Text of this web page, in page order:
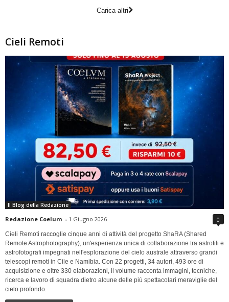
Carica altri
Cieli Remoti
Il Blog della Redazione
Redazione Coelum - 1 Giugno 2026 0
Cieli Remoti raccoglie cinque anni di attività del progetto ShaRA (Shared
Remote Astrophotography), un'esperienza unica di collaborazione tra astrofili e
astrofotografi impegnati nell'esplorazione del cielo australe attraverso grandi
telescopi remoti in Cile e Namibia. Con 22 progetti, 34 autori, 493 ore di
acquisizione e oltre 330 elaborazioni, il volume racconta immagini, tecniche,
ricerca e lavoro di squadra dietro alcune delle più spettacolari meraviglie del
cielo profondo.